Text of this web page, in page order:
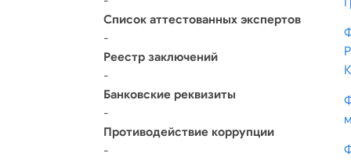
Список аттестованных экспертов
-
Реестр заключений
-
Банковские реквизиты
-
Противодействие коррупции
-